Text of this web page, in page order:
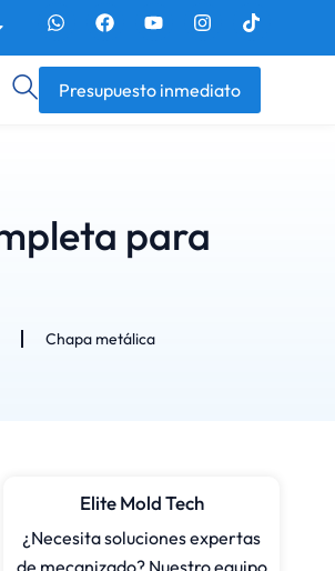
Presupuesto inmediato
para
Chapa metálica
Elite Mold Tech
¿Necesita soluciones expertas
de mecanizado? Nuestro equipo